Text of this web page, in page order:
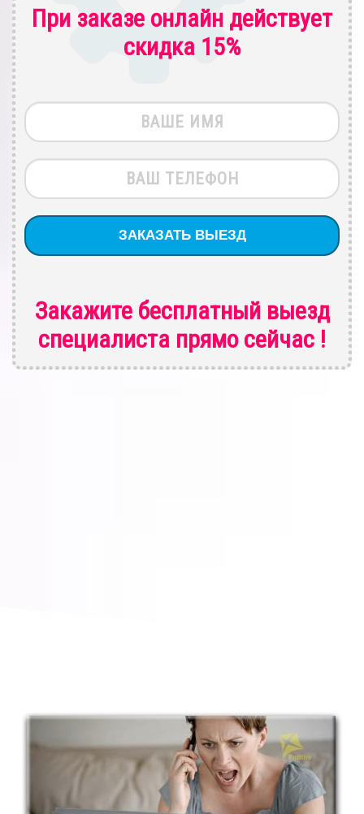
При заказе онлайн действует
скидка 15%
Закажите бесплатный выезд
специалиста прямо сейчас !